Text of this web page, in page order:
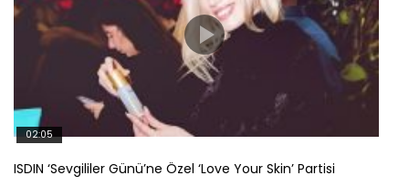
02:05
ISDIN ‘Sevgililer Günü’ne Özel ‘Love Your Skin’ Partisi